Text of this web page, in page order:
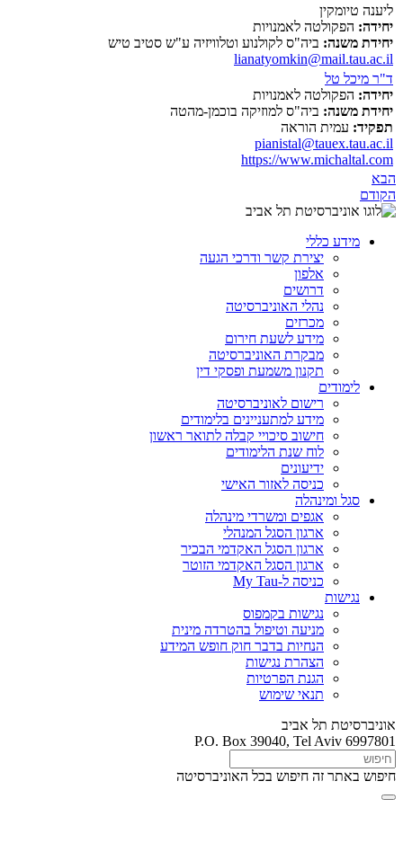
ליענה טיומקין
יחידה: הפקולטה לאמנויות
יחידת משנה: ביה"ס לקולנוע וטלוויזיה ע"ש סטיב טיש
lianatyomkin@mail.tau.ac.il
ד"ר מיכל טל
יחידה: הפקולטה לאמנויות
יחידת משנה: ביה"ס למוזיקה בוכמן-מהטה
תפקיד: עמית הוראה
pianistal@tauex.tau.ac.il
https://www.michaltal.com
הבא
הקודם
מידע כללי
יצירת קשר ודרכי הגעה
אלפון
דרושים
נהלי האוניברסיטה
מכרזים
מידע לשעת חירום
מבקרת האוניברסיטה
תקנון משמעת ופסקי דין
לימודים
רישום לאוניברסיטה
מידע למתעניינים בלימודים
חישוב סיכויי קבלה לתואר ראשון
לוח שנת הלימודים
ידיעונים
כניסה לאזור האישי
סגל ומינהלה
אגפים ומשרדי מינהלה
ארגון הסגל המנהלי
ארגון הסגל האקדמי הבכיר
ארגון הסגל האקדמי הזוטר
כניסה ל-My Tau
נגישות
נגישות בקמפוס
מניעה וטיפול בהטרדה מינית
הנחיות בדבר חוק חופש המידע
הצהרת נגישות
הגנת הפרטיות
תנאי שימוש
אוניברסיטת תל אביב
P.O. Box 39040, Tel Aviv 6997801
חיפוש באתר זה חיפוש בכל האוניברסיטה